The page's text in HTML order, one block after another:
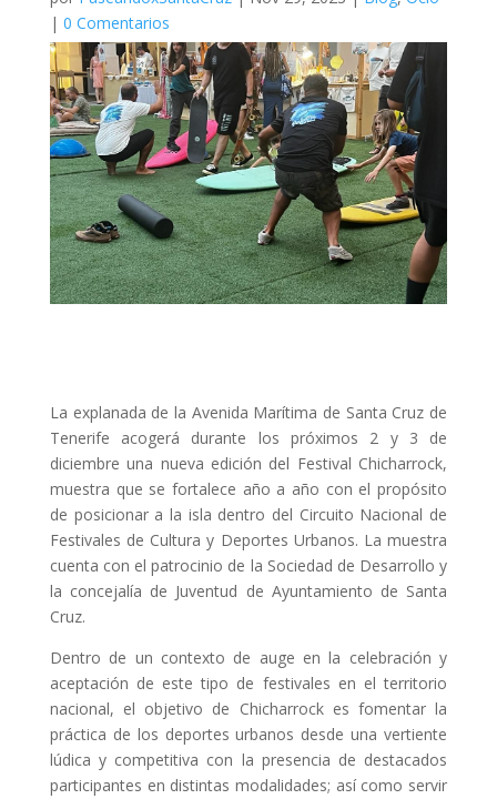
| 0 Comentarios
La explanada de la Avenida Marítima de Santa Cruz de
Tenerife acogerá durante los próximos 2 y 3 de
diciembre una nueva edición del Festival Chicharrock,
muestra que se fortalece año a año con el propósito
de posicionar a la isla dentro del Circuito Nacional de
Festivales de Cultura y Deportes Urbanos. La muestra
cuenta con el patrocinio de la Sociedad de Desarrollo y
la concejalía de Juventud de Ayuntamiento de Santa
Cruz.
Dentro de un contexto de auge en la celebración y
aceptación de este tipo de festivales en el territorio
nacional, el objetivo de Chicharrock es fomentar la
práctica de los deportes urbanos desde una vertiente
lúdica y competitiva con la presencia de destacados
participantes en distintas modalidades; así como servir